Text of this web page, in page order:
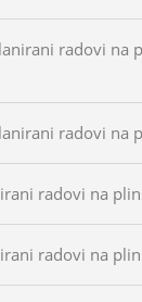
radovi na
radovi na
radovi na
radovi na